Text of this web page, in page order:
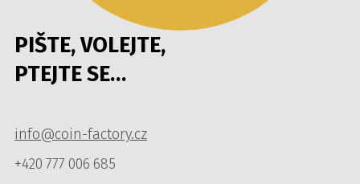
PIŠTE, VOLEJTE,
PTEJTE SE…
info@coin-factory.cz
+420 777 006 685